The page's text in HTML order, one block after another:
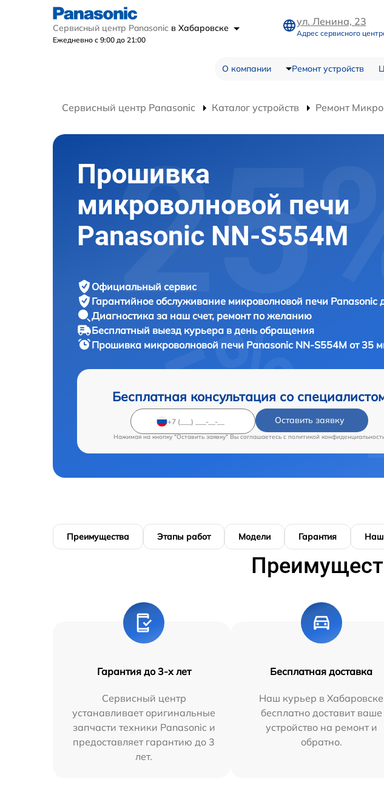
Сервисный центр Panasonic в Хабаровске
Ежедневно с 9:00 до 21:00
ул. Ленина, 23
Адрес сервисного
О компании Ремонт устройств
Сервисный центр Panasonic Каталог устройств Ремонт
Прошивка
микроволновой печи
Panasonic NN-S554M
Официальный сервис
Гарантийное обслуживание микроволновой печи Panasonic
Диагностика за наш счет, ремонт по желанию
Бесплатный выезд курьера в день обращения
Прошивка микроволновой печи Panasonic NN-S554M от 35
Бесплатная консультация со
Оставить заявку
Нажимая на кнопку "Оставить заявку" Вы соглашаетесь c политикой
Преимущества Этапы работ Модели Гарантия
Гарантия до 3-х лет
Сервисный центр
устанавливает оригинальные
запчасти техники Panasonic и
предоставляет гарантию до 3
лет.
Бесплатная доставка
Наш курьер в Хабаровске
бесплатно доставит ваше
устройство на ремонт и
обратно.